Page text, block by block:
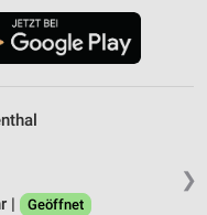
❯
|
Geöffnet